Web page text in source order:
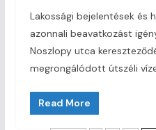
Lakossági bejelentések és
azonnali beavatkozást
Noszlopy utca
megrongálódott útszéli
Read More